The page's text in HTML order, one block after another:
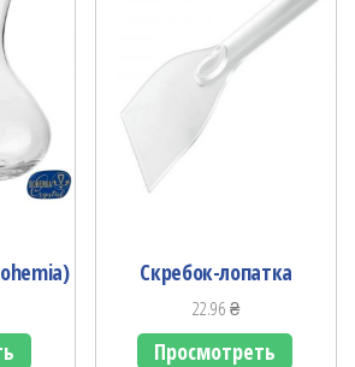
Скребок-лопатка
22.96₴
Просмотреть